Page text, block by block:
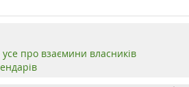
про взаємини власників